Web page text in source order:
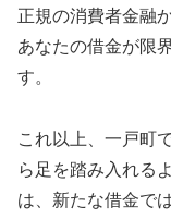
正規の消費者金融
あなたの借金が限
す。
これ以上、一戸町
ら足を踏み入れる
は、新たな借金で